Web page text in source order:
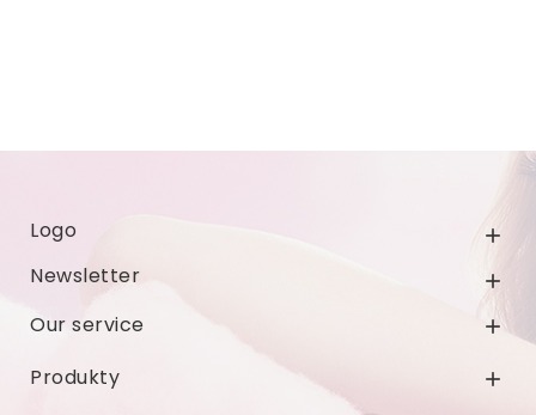
Logo 
Newsletter 
Our service 
Produkty 